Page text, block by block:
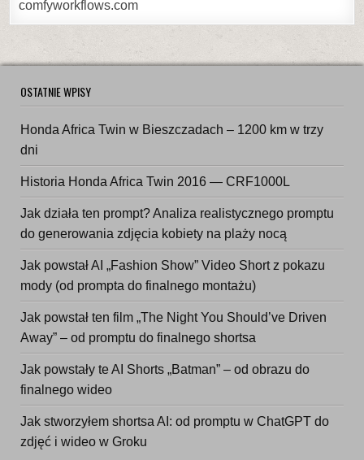
comfyworkflows.com
OSTATNIE WPISY
Honda Africa Twin w Bieszczadach – 1200 km w trzy
dni
Historia Honda Africa Twin 2016 — CRF1000L
Jak działa ten prompt? Analiza realistycznego promptu
do generowania zdjęcia kobiety na plaży nocą
Jak powstał AI „Fashion Show” Video Short z pokazu
mody (od prompta do finalnego montażu)
Jak powstał ten film „The Night You Should’ve Driven
Away” – od promptu do finalnego shortsa
Jak powstały te AI Shorts „Batman” – od obrazu do
finalnego wideo
Jak stworzyłem shortsa AI: od promptu w ChatGPT do
zdjęć i wideo w Groku